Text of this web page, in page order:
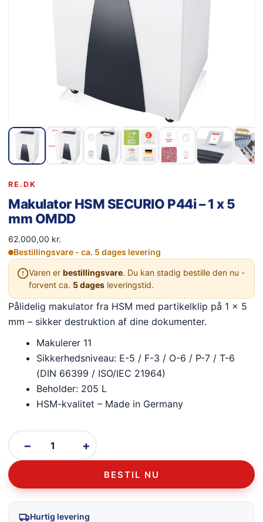
RE.DK
Makulator HSM SECURIO P44i – 1 x 5
mm OMDD
62.000,00 kr.
Bestillingsvare - ca. 5 dages levering
Varen er bestillingsvare. Du kan stadig bestille den nu -
forvent ca. 5 dages leveringstid.
Pålidelig makulator fra HSM med partikelklip på 1 x 5
mm – sikker destruktion af dine dokumenter.
Makulerer 11
Sikkerhedsniveau: E-5 / F-3 / O-6 / P-7 / T-6
(DIN 66399 / ISO/IEC 21964)
Beholder: 205 L
HSM-kvalitet – Made in Germany
− +
BESTIL NU
Hurtig levering